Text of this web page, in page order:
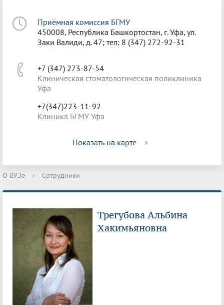
Приёмная комиссия БГМУ
450008, Республика Башкортостан, г. Уфа, ул.
Заки Валиди, д. 47; тел: 8 (347) 272-92-31
+7 (347) 273-87-54
Клиническая стоматологическая поликлиника
Уфа
+7(347)223-11-92
Клиника БГМУ Уфа
Показать на карте
О ВУЗе › Сотрудники
Трегубова Альбина
Хакимьяновна